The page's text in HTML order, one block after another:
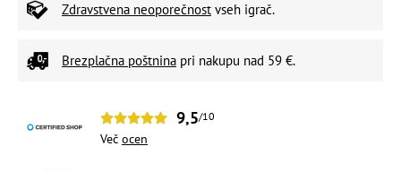
Zdravstvena neoporečnost vseh igrač.
Brezplačna poštnina pri nakupu nad 59 €.
9,5/10
Več ocen